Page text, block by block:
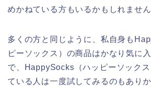
めかねている方もいるかもしれません
多くの方と同じように、私自身も
ピーソックス）の商品はかなり気に
で、HappySocks（ハッピーソック
ている人は一度試してみるのもあり